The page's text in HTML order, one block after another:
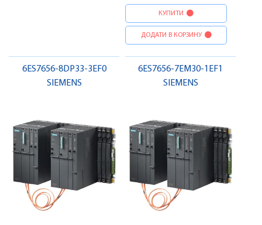
КУПИТИ
ДОДАТИ В КОРЗИНУ
6ES7656-8DP33-3EF0
SIEMENS
6ES7656-7EM30-1EF1
SIEMENS